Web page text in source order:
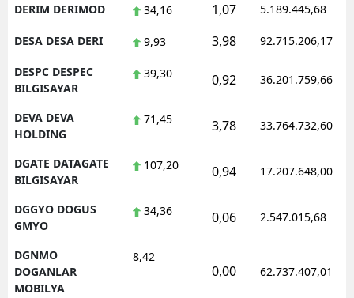
DERIM DERIMOD 34,16 1,07 5.189.445,68
DESA DESA DERI 9,93 3,98 92.715.206,17
DESPC DESPEC
BILGISAYAR
39,30 0,92 36.201.759,66
DEVA DEVA
HOLDING
71,45 3,78 33.764.732,60
DGATE DATAGATE
BILGISAYAR
107,20 0,94 17.207.648,00
DGGYO DOGUS
GMYO
34,36 0,06 2.547.015,68
DGNMO
DOGANLAR
MOBILYA
8,42
0,00 62.737.407,01